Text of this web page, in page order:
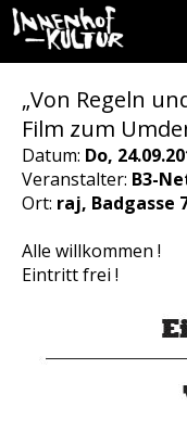
„Von Regeln
Film zum
Datum: Do,
Veranstalter: B3-
Ort: raj, Badgasse
Alle willkommen !
Eintritt frei !